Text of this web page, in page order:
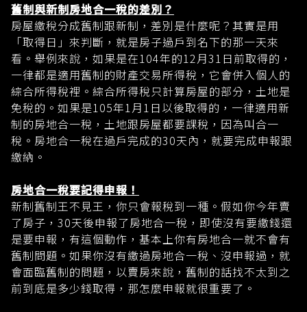
舊制與新制房地合一稅的差別？
房屋繳稅分成舊制跟新制，差別是什麼呢？其實是用
「取得日」來判斷，就是房子過戶到名下的那一天來
看。舉例來說，如果是在104年的12月31日前取得的，
一律都是適用舊制的財產交易所得稅，它會併入個人的
綜合所得稅裡。綜合所得稅只計算房屋的部分，土地是
免稅的。如果是105年1月1日以後取得的，一律適用新
制的房地合一稅，土地跟房屋都要課稅，因為叫合一
稅。房地合一稅在過戶完成的30天內，就要完成申報跟
繳納。
房地合一稅要記得申報！
新制舊制王不見王，你只會報稅到一種。假如你今年賣
了房子，30天後申報了房地合一稅，即使沒有要繳錢還
是要申報，有這個動作，基本上你有房地合一就不會有
舊制問題。如果你沒有繳過房地合一稅、沒申報過，就
會面臨舊制的問題，以賣房來說，舊制的話找不太到之
前到底是多少錢取得，那怎麼申報就很重要了。